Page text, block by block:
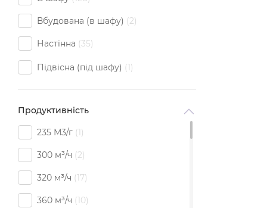
Вбудована (в шафу) 2
Настінна 35
Підвісна (під шафу) 1
Продуктивність
235 М3/г 1
300 м³/ч 2
320 м³/ч 17
360 м³/ч 10